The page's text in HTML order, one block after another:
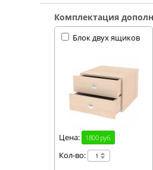
Комплектация
Блок двух ящиков
Цена: 1800 руб.
Кол-во: